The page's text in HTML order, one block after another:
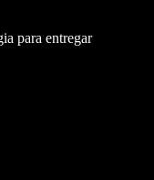
para entregar